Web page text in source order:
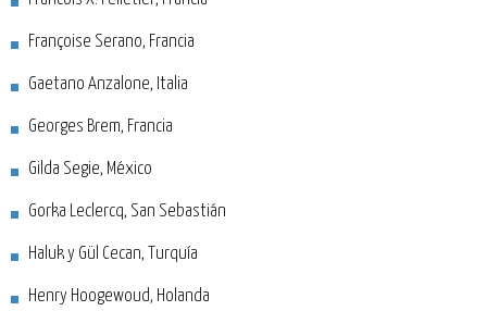
Françoise Serano, Francia
Gaetano Anzalone, Italia
Georges Brem, Francia
Gilda Segie, México
Gorka Leclercq, San Sebastián
Haluk y Gül Cecan, Turquía
Henry Hoogewoud, Holanda